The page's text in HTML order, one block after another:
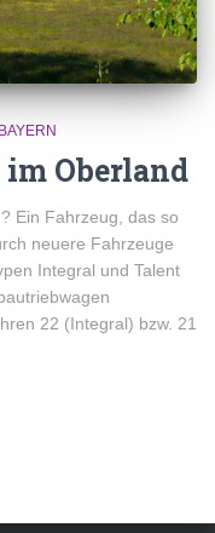
Oberland
Ein Fahrzeug, das so
neuere Fahrzeuge
Integral und Talent
22 (Integral) bzw. 21